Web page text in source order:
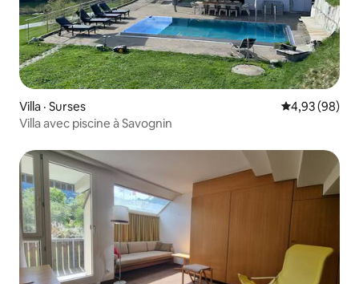
Villa · Surses Note
4,93 (98)
Villa avec piscine à Savognin